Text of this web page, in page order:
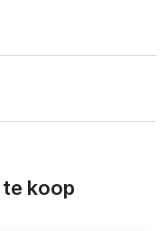
koop